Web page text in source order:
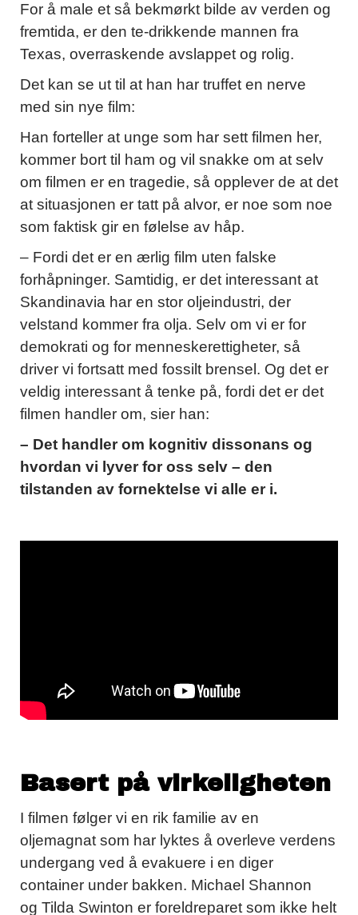
For å male et så bekmørkt bilde av verden og
fremtida, er den te-drikkende mannen fra
Texas, overraskende avslappet og rolig.
Det kan se ut til at han har truffet en nerve
med sin nye film:
Han forteller at unge som har sett filmen her,
kommer bort til ham og vil snakke om at selv
om filmen er en tragedie, så opplever de at det
at situasjonen er tatt på alvor, er noe som noe
som faktisk gir en følelse av håp.
– Fordi det er en ærlig film uten falske
forhåpninger. Samtidig, er det interessant at
Skandinavia har en stor oljeindustri, der
velstand kommer fra olja. Selv om vi er for
demokrati og for menneskerettigheter, så
driver vi fortsatt med fossilt brensel. Og det er
veldig interessant å tenke på, fordi det er det
filmen handler om, sier han:
– Det handler om kognitiv dissonans og
hvordan vi lyver for oss selv – den
tilstanden av fornektelse vi alle er i.
Basert på virkeligheten
I filmen følger vi en rik familie av en
oljemagnat som har lyktes å overleve verdens
undergang ved å evakuere i en diger
container under bakken. Michael Shannon
og Tilda Swinton er foreldreparet som ikke helt